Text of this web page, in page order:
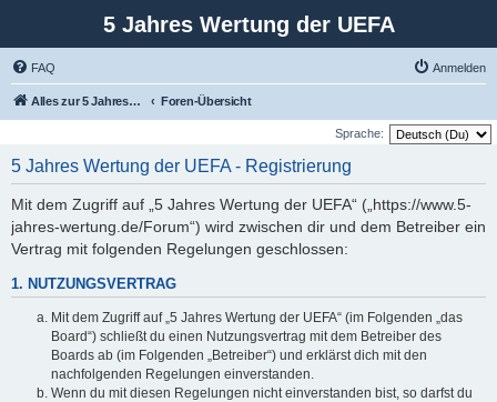
5 Jahres Wertung der UEFA
FAQ Anmelden
Alles zur 5 Jahreswertung / Tabelle der UEFA mit vielen Statistiken. Foren-Übersicht
Sprache:
5 Jahres Wertung der UEFA - Registrierung
Mit dem Zugriff auf „5 Jahres Wertung der UEFA“ („https://www.5-
jahres-wertung.de/Forum“) wird zwischen dir und dem Betreiber ein
Vertrag mit folgenden Regelungen geschlossen:
1. NUTZUNGSVERTRAG
Mit dem Zugriff auf „5 Jahres Wertung der UEFA“ (im Folgenden „das
Board“) schließt du einen Nutzungsvertrag mit dem Betreiber des
Boards ab (im Folgenden „Betreiber“) und erklärst dich mit den
nachfolgenden Regelungen einverstanden.
Wenn du mit diesen Regelungen nicht einverstanden bist, so darfst du